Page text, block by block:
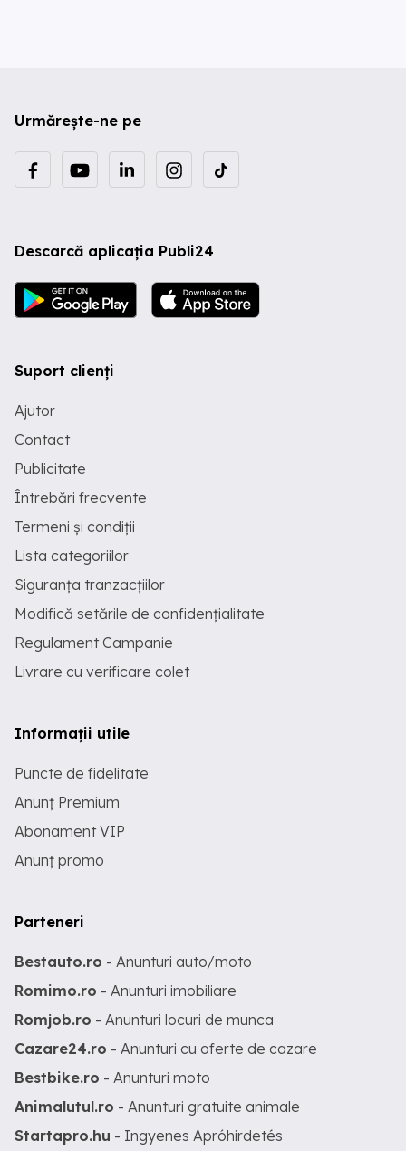
Urmărește-ne pe
Descarcă aplicația Publi24
Suport clienți
Ajutor
Contact
Publicitate
Întrebări frecvente
Termeni și condiții
Lista categoriilor
Siguranța tranzacțiilor
Modifică setările de confidențialitate
Regulament Campanie
Livrare cu verificare colet
Informații utile
Puncte de fidelitate
Anunț Premium
Abonament VIP
Anunț promo
Parteneri
Bestauto.ro - Anunturi auto/moto
Romimo.ro - Anunturi imobiliare
Romjob.ro - Anunturi locuri de munca
Cazare24.ro - Anunturi cu oferte de cazare
Bestbike.ro - Anunturi moto
Animalutul.ro - Anunturi gratuite animale
Startapro.hu - Ingyenes Apróhirdetés